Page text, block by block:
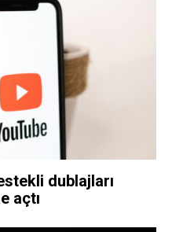
dublajları
açtı